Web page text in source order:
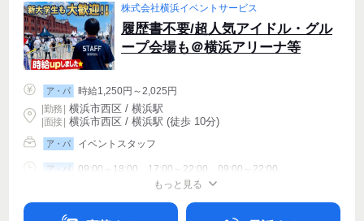
株式会社横浜イベントサービス
履歴書不要/超人気アイドル・グル
ープ会場も＠横浜アリーナ等
ア・パ
時給1,250円～2,025円
|勤務 横浜市西区 / 横浜駅
| 面接 | 横浜市西区 / 横浜駅 (徒歩 10分)
ア・パ イベントスタッフ
ア・パ 09:00～18:00、17:00～22:00、09:00～22:00
もっと見る